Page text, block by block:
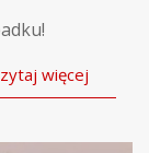
więcej